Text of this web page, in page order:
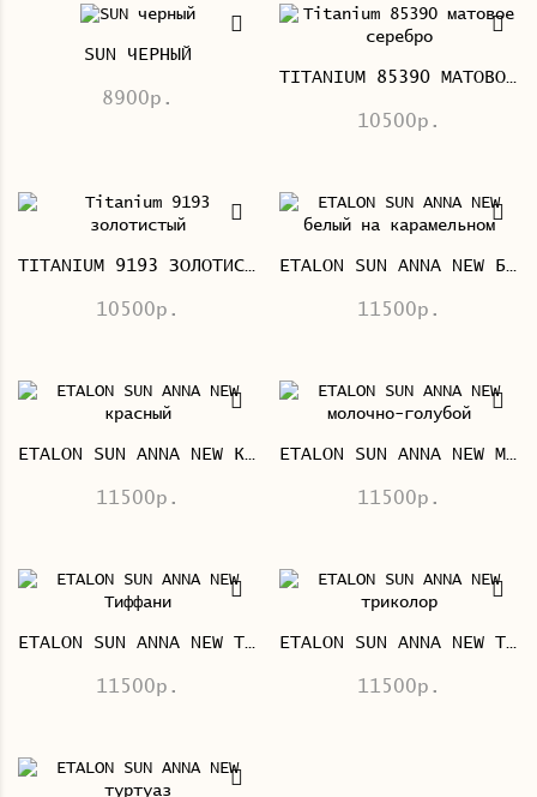
SUN ЧЕРНЫЙ
8900р.
TITANIUM 85390 МАТОВОЕ СЕРЕБРО
10500р.
TITANIUM 9193 ЗОЛОТИСТЫЙ
10500р.
ETALON SUN ANNA NEW БЕЛЫЙ НА КАРАМЕЛЬНОМ
11500р.
ETALON SUN ANNA NEW КРАСНЫЙ
11500р.
ETALON SUN ANNA NEW МОЛОЧНО-ГОЛУБОЙ
11500р.
ETALON SUN ANNA NEW ТИФФАНИ
11500р.
ETALON SUN ANNA NEW ТРИКОЛОР
11500р.